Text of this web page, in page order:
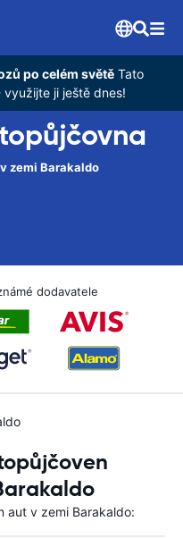
po celém světě Tato
ji ještě dnes!
zemi Barakaldo
dodavatele
aut v zemi Barakaldo: